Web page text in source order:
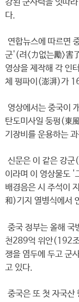
강된 군사력을 잇따
다.
연합뉴스에 따르면
군'(려<力없는勵>害
영상을 제작해 각 인
체 펑파이(澎湃)가
영상에서는 중국이
탄도미사일 둥펑(東
기장비를 운용하는
신문은 이 같은 강
이라며 이 영상물도 '
배경음은 시 주석이
和)기지 열병식에서
중국 정부는 올해 국
천289억 위안(192
쟁을 염두에 두고 군
고 있다.
중국은 또 첫 자국산